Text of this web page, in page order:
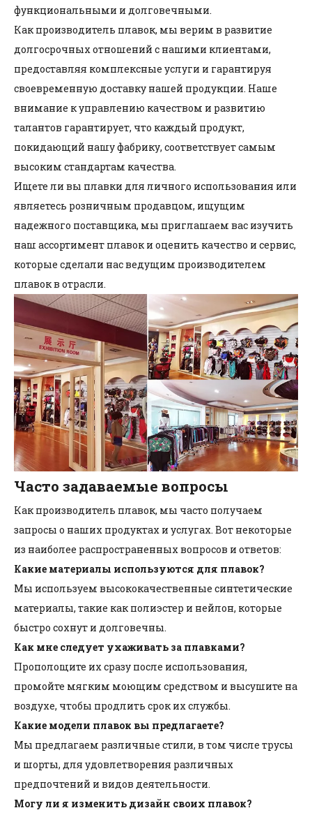
функциональными и долговечными.
Как производитель плавок, мы верим в развитие
долгосрочных отношений с нашими клиентами,
предоставляя комплексные услуги и гарантируя
своевременную доставку нашей продукции. Наше
внимание к управлению качеством и развитию
талантов гарантирует, что каждый продукт,
покидающий нашу фабрику, соответствует самым
высоким стандартам качества.
Ищете ли вы плавки для личного использования или
являетесь розничным продавцом, ищущим
надежного поставщика, мы приглашаем вас изучить
наш ассортимент плавок и оценить качество и сервис,
которые сделали нас ведущим производителем
плавок в отрасли.
Часто задаваемые вопросы
Как производитель плавок, мы часто получаем
запросы о наших продуктах и ​​услугах. Вот некоторые
из наиболее распространенных вопросов и ответов:
Какие материалы используются для плавок?
Мы используем высококачественные синтетические
материалы, такие как полиэстер и нейлон, которые
быстро сохнут и долговечны.
Как мне следует ухаживать за плавками?
Прополощите их сразу после использования,
промойте мягким моющим средством и высушите на
воздухе, чтобы продлить срок их службы.
Какие модели плавок вы предлагаете?
Мы предлагаем различные стили, в том числе трусы
и шорты, для удовлетворения различных
предпочтений и видов деятельности.
Могу ли я изменить дизайн своих плавок?